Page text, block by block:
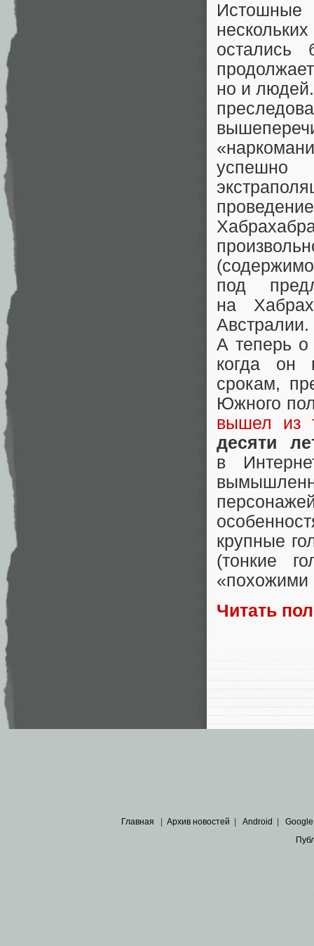
Истошные
остались
но и
успешно
под
на
А теперь о
когда он
срокам,
Южного
вышел из
десяти
в
крупные
(тонкие
«похожими
Читать
Главная Архив новостей Android Google